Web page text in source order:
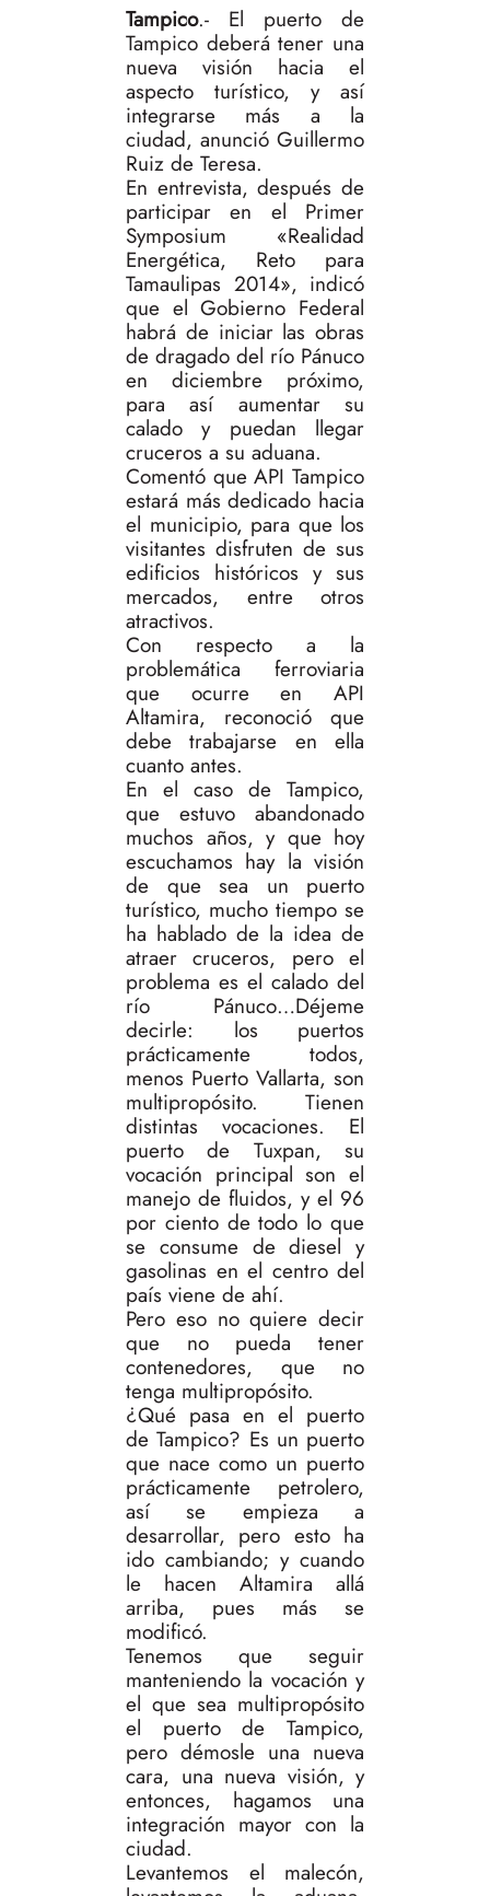
Tampico.- El puerto de
Tampico deberá tener una
nueva visión hacia el
aspecto turístico, y así
integrarse más a la
ciudad, anunció Guillermo
Ruiz de Teresa.
En entrevista, después de
participar en el Primer
Symposium «Realidad
Energética, Reto para
Tamaulipas 2014», indicó
que el Gobierno Federal
habrá de iniciar las obras
de dragado del río Pánuco
en diciembre próximo,
para así aumentar su
calado y puedan llegar
cruceros a su aduana.
Comentó que API Tampico
estará más dedicado hacia
el municipio, para que los
visitantes disfruten de sus
edificios históricos y sus
mercados, entre otros
atractivos.
Con respecto a la
problemática ferroviaria
que ocurre en API
Altamira, reconoció que
debe trabajarse en ella
cuanto antes.
En el caso de Tampico,
que estuvo abandonado
muchos años, y que hoy
escuchamos hay la visión
de que sea un puerto
turístico, mucho tiempo se
ha hablado de la idea de
atraer cruceros, pero el
problema es el calado del
río Pánuco…Déjeme
decirle: los puertos
prácticamente todos,
menos Puerto Vallarta, son
multipropósito. Tienen
distintas vocaciones. El
puerto de Tuxpan, su
vocación principal son el
manejo de fluidos, y el 96
por ciento de todo lo que
se consume de diesel y
gasolinas en el centro del
país viene de ahí.
Pero eso no quiere decir
que no pueda tener
contenedores, que no
tenga multipropósito.
¿Qué pasa en el puerto
de Tampico? Es un puerto
que nace como un puerto
prácticamente petrolero,
así se empieza a
desarrollar, pero esto ha
ido cambiando; y cuando
le hacen Altamira allá
arriba, pues más se
modificó.
Tenemos que seguir
manteniendo la vocación y
el que sea multipropósito
el puerto de Tampico,
pero démosle una nueva
cara, una nueva visión, y
entonces, hagamos una
integración mayor con la
ciudad.
Levantemos el malecón,